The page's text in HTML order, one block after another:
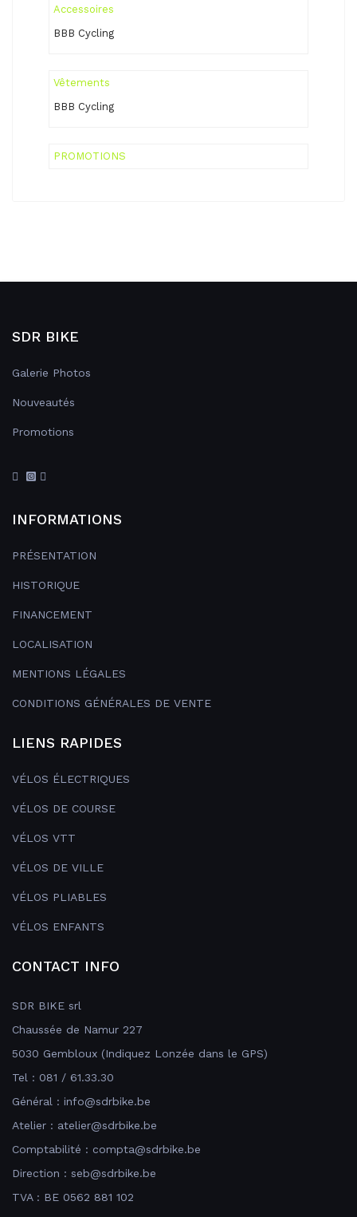
Accessoires
BBB Cycling
Vêtements
BBB Cycling
PROMOTIONS
SDR BIKE
Galerie Photos
Nouveautés
Promotions
INFORMATIONS
PRÉSENTATION
HISTORIQUE
FINANCEMENT
LOCALISATION
MENTIONS LÉGALES
CONDITIONS GÉNÉRALES DE VENTE
LIENS RAPIDES
VÉLOS ÉLECTRIQUES
VÉLOS DE COURSE
VÉLOS VTT
VÉLOS DE VILLE
VÉLOS PLIABLES
VÉLOS ENFANTS
CONTACT INFO
SDR BIKE srl
Chaussée de Namur 227
5030 Gembloux (Indiquez Lonzée dans le GPS)
Tel : 081 / 61.33.30
Général : info@sdrbike.be
Atelier : atelier@sdrbike.be
Comptabilité : compta@sdrbike.be
Direction : seb@sdrbike.be
TVA : BE 0562 881 102